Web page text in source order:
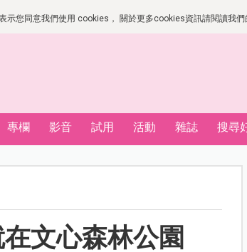
示您同意我們使用 cookies， 關於更多cookies資訊請閱讀我們
專欄 影音 試用 活動 雜誌 搜尋
文心森林公園